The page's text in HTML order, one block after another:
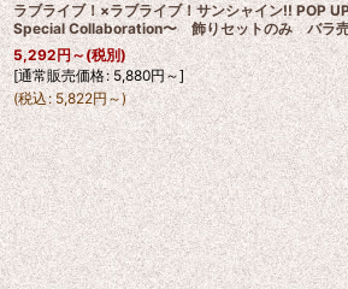
ラブライブ！×ラブライブ！サンシャイン!! POP
Special Collaboration〜 飾りセットのみ バラ
5,292円～(税別)
[通常販売価格: 5,880円～]
(税込: 5,822円～)